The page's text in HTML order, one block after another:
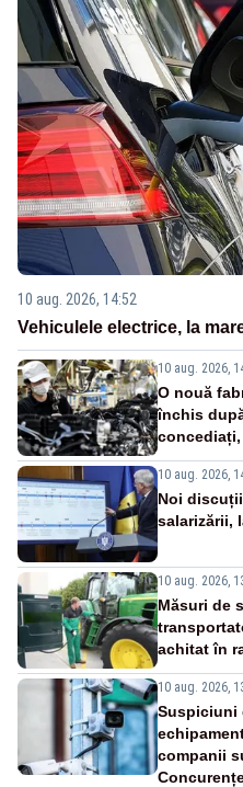
10 aug. 2026, 14:52
Vehiculele electrice, la
10 aug. 2026,
O nouă
închis
10 aug. 2026,
Noi
salarizării,
10 aug. 2026,
Măsuri de
achitat în
10 aug. 2026,
Suspiciuni
companii